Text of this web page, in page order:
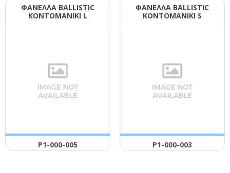
ΦΑΝΕΛΛΑ ΒΑLLΙSΤΙC
ΚΟΝΤΟΜΑΝΙΚΙ L
Ρ1-000-005
ΦΑΝΕΛΛΑ ΒΑLLΙSΤΙC
ΚΟΝΤΟΜΑΝΙΚΙ S
Ρ1-000-003